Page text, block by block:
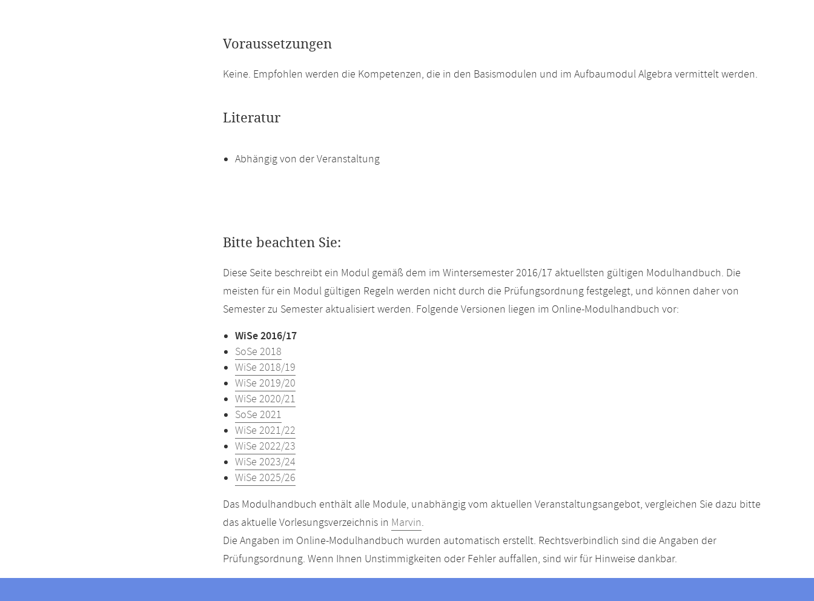
Voraussetzungen
Keine. Empfohlen werden die Kompetenzen, die in den Basismodulen und im Aufbaumodul Algebra vermittelt werden.
Literatur
Abhängig von der Veranstaltung
Bitte beachten Sie:
Diese Seite beschreibt ein Modul gemäß dem im Wintersemester 2016/17 aktuellsten gültigen Modulhandbuch. Die
meisten für ein Modul gültigen Regeln werden nicht durch die Prüfungsordnung festgelegt, und können daher von
Semester zu Semester aktualisiert werden. Folgende Versionen liegen im Online-Modulhandbuch vor:
WiSe 2016/17
SoSe 2018
WiSe 2018/19
WiSe 2019/20
WiSe 2020/21
SoSe 2021
WiSe 2021/22
WiSe 2022/23
WiSe 2023/24
WiSe 2025/26
Das Modulhandbuch enthält alle Module, unabhängig vom aktuellen Veranstaltungsangebot, vergleichen Sie dazu bitte
das aktuelle Vorlesungsverzeichnis in Marvin.
Die Angaben im Online-Modulhandbuch wurden automatisch erstellt. Rechtsverbindlich sind die Angaben der
Prüfungsordnung. Wenn Ihnen Unstimmigkeiten oder Fehler auffallen, sind wir für Hinweise dankbar.